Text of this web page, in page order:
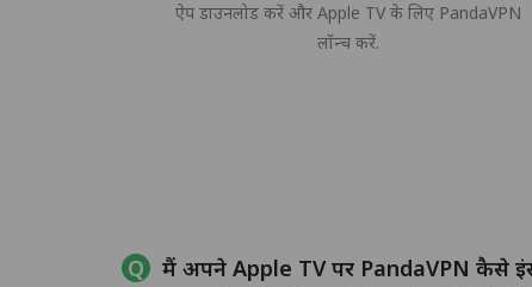
ऐप डाउनलोड करें और Apple TV के लिए PandaVPN
लॉन्च करें.
मैं अपने Apple TV पर PandaVPN कैसे